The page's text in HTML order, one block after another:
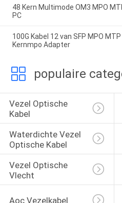
48 Kern Multimode OM3 MPO
PC
100G Kabel 12 van SFP MPO
Kernmpo Adapter
populaire
Vezel Optische
Kabel
Waterdichte Vezel
Optische Kabel
Vezel Optische
Vlecht
Aoc Vezelkabel